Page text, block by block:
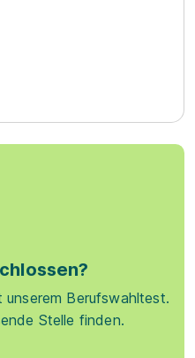
unserem Berufswahltest.
Stelle finden.